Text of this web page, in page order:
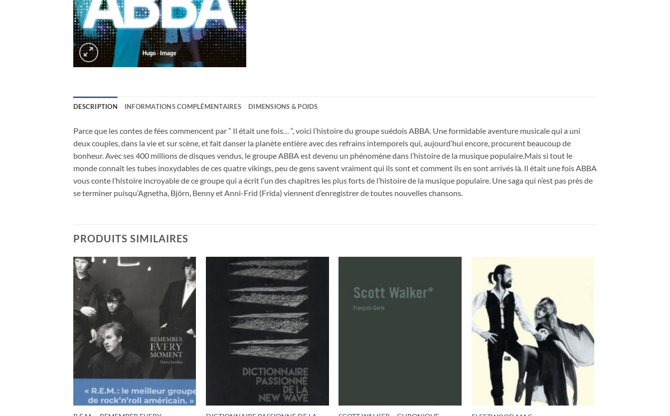
DESCRIPTION INFORMATIONS COMPLÉMENTAIRES DIMENSIONS & POIDS
Parce que les contes de fées commencent par ” Il était une fois… “, voici l’histoire du groupe suédois ABBA. Une formidable aventure musicale qui a uni
deux couples, dans la vie et sur scène, et fait danser la planète entière avec des refrains intemporels qui, aujourd’hui encore, procurent beaucoup de
bonheur. Avec ses 400 millions de disques vendus, le groupe ABBA est devenu un phénomène dans l’histoire de la musique populaire.Mais si tout le
monde connaît les tubes inoxydables de ces quatre vikings, peu de gens savent vraiment qui ils sont et comment ils en sont arrivés là. Il était une fois ABBA
vous conte l’histoire incroyable de ce groupe qui a écrit l’un des chapitres les plus forts de l’histoire de la musique populaire. Une saga qui n’est pas près de
se terminer puisqu’Agnetha, Björn, Benny et Anni-Frid (Frida) viennent d’enregistrer de toutes nouvelles chansons.
PRODUITS SIMILAIRES